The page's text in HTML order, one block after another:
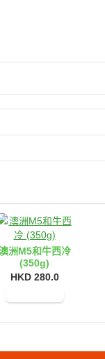
洲M5和牛西冷
(350g)
HKD 280.0